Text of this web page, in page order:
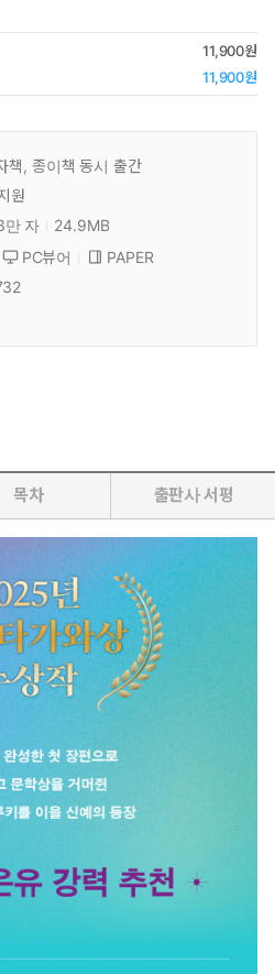
11,900원
11,900원
책, 종이책 동시 출간
원
만 자
24.9MB
PC뷰어
PAPER
목차 출판사 서평